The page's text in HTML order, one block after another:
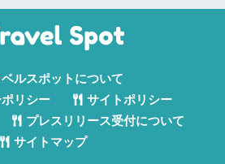
ベルスポットについて
リシー
サイトポリシー
プレスリリース受付について
サイトマップ